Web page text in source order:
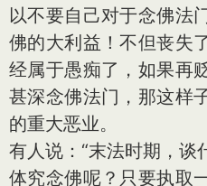
以不要自己对于念佛法
佛的大利益！不但丧失
经属于愚痴了，如果再
甚深念佛法门，那这样
的重大恶业。
有人说：“末法时期，谈
体究念佛呢？只要执取